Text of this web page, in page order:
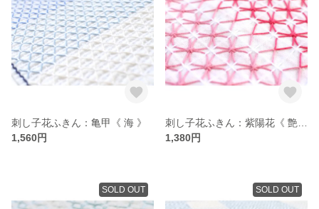
刺し子花ふきん：亀甲《 海 》
1,560円
1,380円
SOLD OUT SOLD OUT